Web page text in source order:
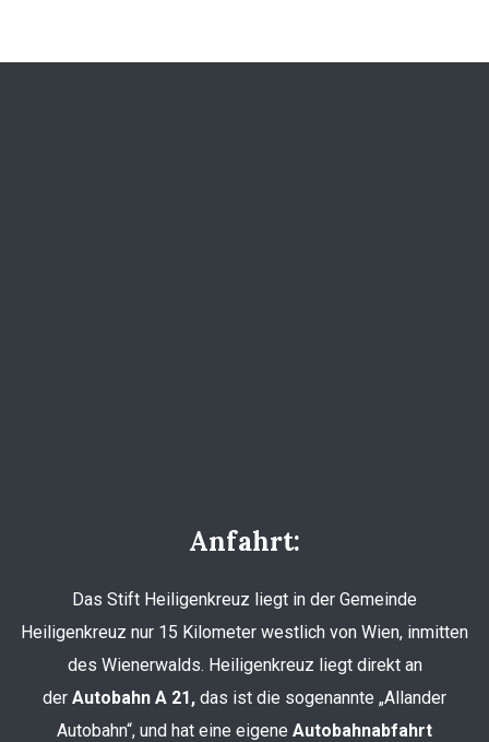
Anfahrt:
Das Stift Heiligenkreuz liegt in der Gemeinde
Heiligenkreuz nur 15 Kilometer westlich von Wien, inmitten
des Wienerwalds. Heiligenkreuz liegt direkt an
der Autobahn A 21, das ist die sogenannte „Allander
Autobahn“, und hat eine eigene Autobahnabfahrt